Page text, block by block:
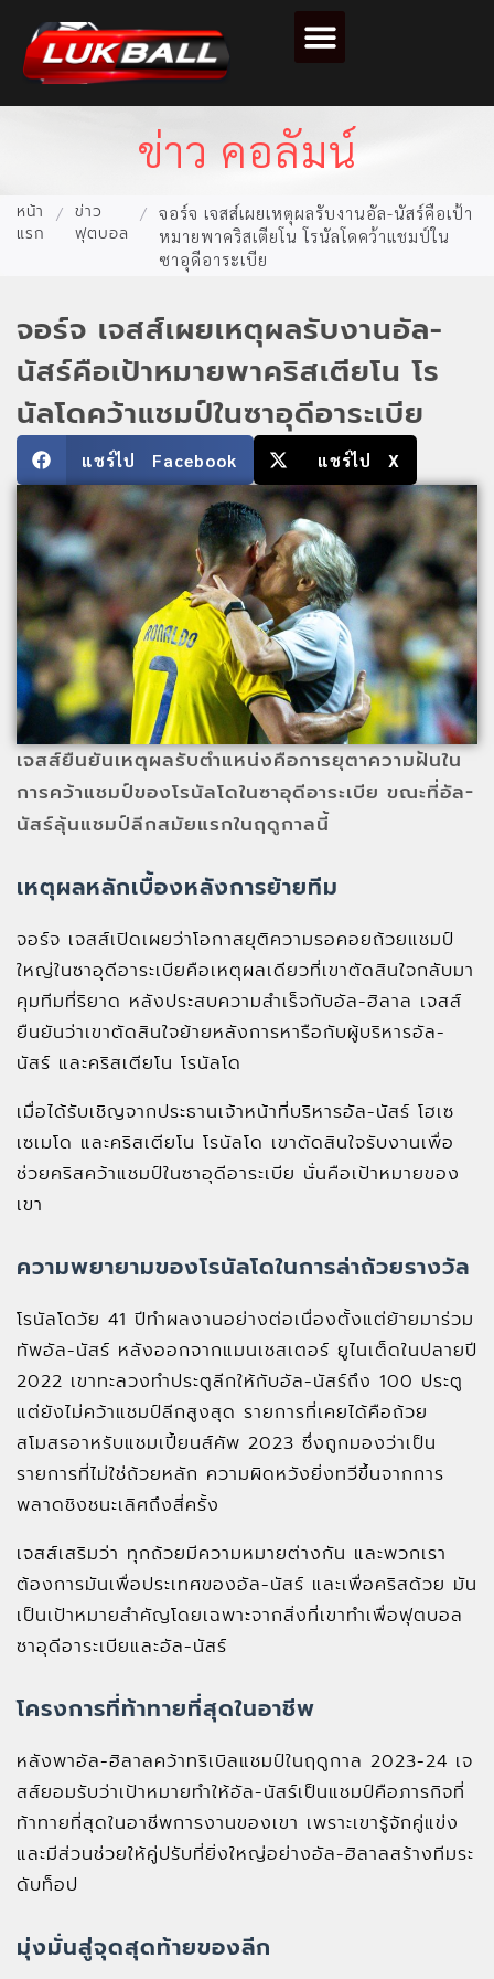
ข่าว คอลัมน์
หน้า
แรก
/ ข่าว
ฟุตบอล
/ จอร์จ เจสส์เผยเหตุผลรับงานอัล-นัสร์คือเป้า
หมายพาคริสเตียโน โรนัลโดคว้าแชมป์ใน
ซาอุดีอาระเบีย
จอร์จ เจสส์เผยเหตุผลรับงานอัล-
นัสร์คือเป้าหมายพาคริสเตียโน โร
นัลโดคว้าแชมป์ในซาอุดีอาระเบีย
แชร์ไป Facebook แชร์ไป X
เจสส์ยืนยันเหตุผลรับตำแหน่งคือการยุตาความฝันใน
การคว้าแชมป์ของโรนัลโดในซาอุดีอาระเบีย ขณะที่อัล-
นัสร์ลุ้นแชมป์ลีกสมัยแรกในฤดูกาลนี้
เหตุผลหลักเบื้องหลังการย้ายทีม
จอร์จ เจสส์เปิดเผยว่าโอกาสยุติความรอคอยถ้วยแชมป์
ใหญ่ในซาอุดีอาระเบียคือเหตุผลเดียวที่เขาตัดสินใจกลับมา
คุมทีมที่ริยาด หลังประสบความสำเร็จกับอัล-ฮิลาล เจสส์
ยืนยันว่าเขาตัดสินใจย้ายหลังการหารือกับผู้บริหารอัล-
นัสร์ และคริสเตียโน โรนัลโด
เมื่อได้รับเชิญจากประธานเจ้าหน้าที่บริหารอัล-นัสร์ โฮเซ
เซเมโด และคริสเตียโน โรนัลโด เขาตัดสินใจรับงานเพื่อ
ช่วยคริสคว้าแชมป์ในซาอุดีอาระเบีย นั่นคือเป้าหมายของ
เขา
ความพยายามของโรนัลโดในการล่าถ้วยรางวัล
โรนัลโดวัย 41 ปีทำผลงานอย่างต่อเนื่องตั้งแต่ย้ายมาร่วม
ทัพอัล-นัสร์ หลังออกจากแมนเชสเตอร์ ยูไนเต็ดในปลายปี
2022 เขาทะลวงทำประตูลีกให้กับอัล-นัสร์ถึง 100 ประตู
แต่ยังไม่คว้าแชมป์ลีกสูงสุด รายการที่เคยได้คือถ้วย
สโมสรอาหรับแชมเปี้ยนส์คัพ 2023 ซึ่งถูกมองว่าเป็น
รายการที่ไม่ใช่ถ้วยหลัก ความผิดหวังยิ่งทวีขึ้นจากการ
พลาดชิงชนะเลิศถึงสี่ครั้ง
เจสส์เสริมว่า ทุกถ้วยมีความหมายต่างกัน และพวกเรา
ต้องการมันเพื่อประเทศของอัล-นัสร์ และเพื่อคริสด้วย มัน
เป็นเป้าหมายสำคัญโดยเฉพาะจากสิ่งที่เขาทำเพื่อฟุตบอล
ซาอุดีอาระเบียและอัล-นัสร์
โครงการที่ท้าทายที่สุดในอาชีพ
หลังพาอัล-ฮิลาลคว้าทริเบิลแชมป์ในฤดูกาล 2023-24 เจ
สส์ยอมรับว่าเป้าหมายทำให้อัล-นัสร์เป็นแชมป์คือภารกิจที่
ท้าทายที่สุดในอาชีพการงานของเขา เพราะเขารู้จักคู่แข่ง
และมีส่วนช่วยให้คู่ปรับที่ยิ่งใหญ่อย่างอัล-ฮิลาลสร้างทีมระ
ดับท็อป
มุ่งมั่นสู่จุดสุดท้ายของลีก